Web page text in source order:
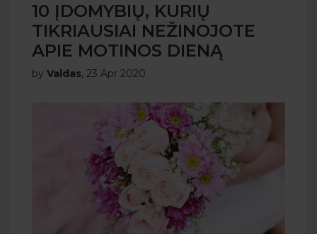
10 ĮDOMYBIŲ, KURIŲ
TIKRIAUSIAI NEŽINOJOTE
APIE MOTINOS DIENĄ
by Valdas, 23 Apr 2020